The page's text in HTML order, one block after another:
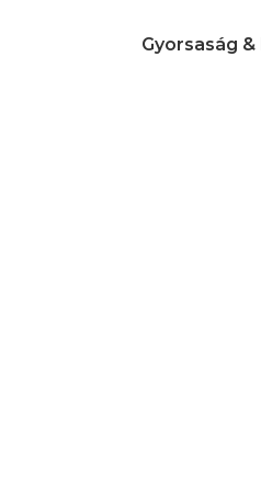
Gyorsaság